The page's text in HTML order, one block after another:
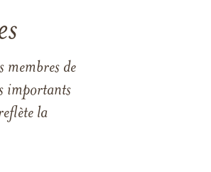
membres de
importants
la